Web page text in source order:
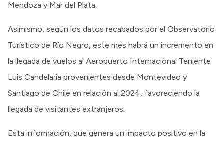
Mendoza y Mar del Plata.
Asimismo, según los datos recabados por el Observatorio
Turístico de Río Negro, este mes habrá un incremento en
la llegada de vuelos al Aeropuerto Internacional Teniente
Luis Candelaria provenientes desde Montevideo y
Santiago de Chile en relación al 2024, favoreciendo la
llegada de visitantes extranjeros.
Esta información, que genera un impacto positivo en la